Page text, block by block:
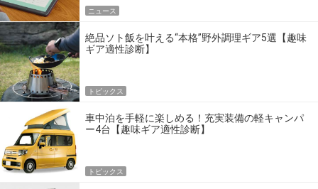
ニュース
絶品ソト飯を叶える“本格”野外調理ギア5選【趣味
ギア適性診断】
トピックス
車中泊を手軽に楽しめる！充実装備の軽キャンパ
ー4台【趣味ギア適性診断】
トピックス